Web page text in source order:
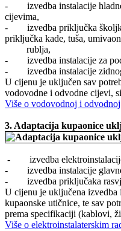
- izvedba instalacije
cijevima,
- izvedba priključka
priključka kade, tuša,
rublja,
- izvedba instalacije za
- izvedba instalacije zidnog
U cijenu je uključen sav
vodovodne i odvodne cijevi,
Više o vodovodnoj i
3. Adaptacija kupaonice
- izvedba
- izvedba instalacije glavne
- izvedba priključaka
U cijenu je uključena izvedba
kupaonske utičnice, te sav
prema specifikaciji (kablovi,
Više o elektroinstalaterskim